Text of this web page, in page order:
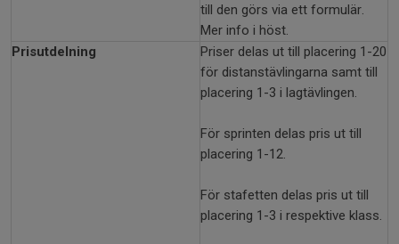
till den görs via ett formulär.
Mer info i höst.
Prisutdelning
Priser delas ut till placering 1-20
för distanstävlingarna samt till
placering 1-3 i lagtävlingen.
För sprinten delas pris ut till
placering 1-12.
För stafetten delas pris ut till
placering 1-3 i respektive klass.